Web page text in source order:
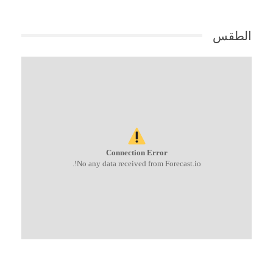
الطقس
Connection Error
No any data received from Forecast.io!.